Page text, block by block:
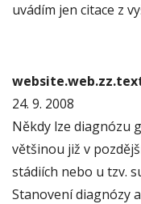
uvádím jen citace z
24. 9. 2008
Někdy lze diagnózu
většinou již v
stádiích nebo u tzv.
Stanovení diagnózy